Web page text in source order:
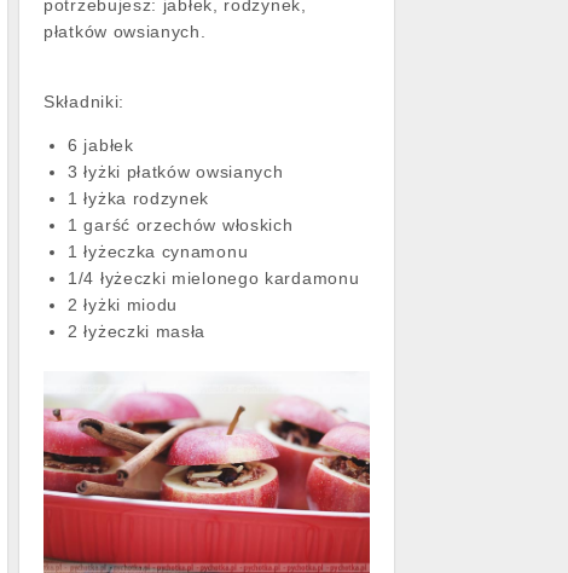
potrzebujesz: jabłek, rodzynek,
płatków owsianych.
Składniki:
6 jabłek
3 łyżki płatków owsianych
1 łyżka rodzynek
1 garść orzechów włoskich
1 łyżeczka cynamonu
1/4 łyżeczki mielonego kardamonu
2 łyżki miodu
2 łyżeczki masła